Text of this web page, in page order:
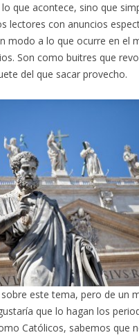
que acontece, sino que
lectores con anuncios
modo a lo que ocurre en el
Son como buitres que
del que sacar provecho.
este tema, pero de un
que lo hagan los
Católicos, sabemos que